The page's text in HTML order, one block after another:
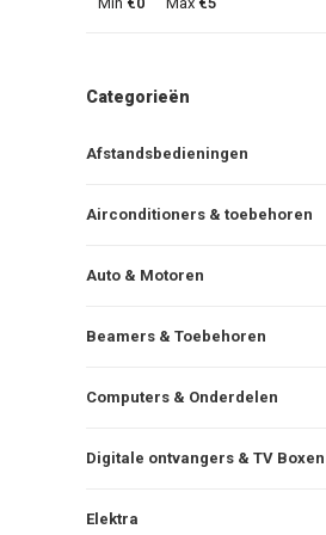
Categorieën
Afstandsbedieningen
Airconditioners & toebehoren
Auto & Motoren
Beamers & Toebehoren
Computers & Onderdelen
Digitale ontvangers & TV Boxen
Elektra